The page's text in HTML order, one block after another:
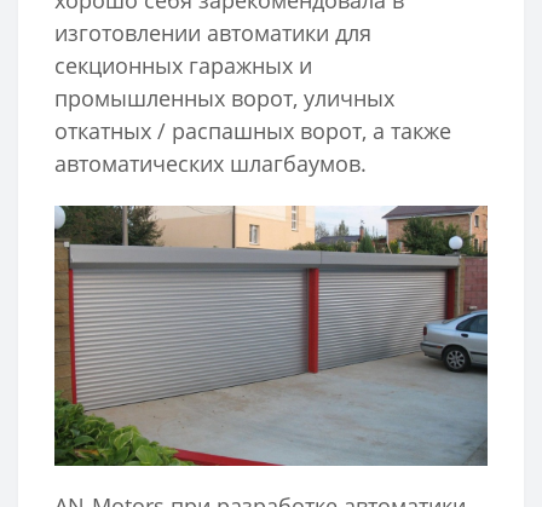
изготовлении автоматики для
секционных гаражных и
промышленных ворот, уличных
откатных / распашных ворот, а также
автоматических шлагбаумов.